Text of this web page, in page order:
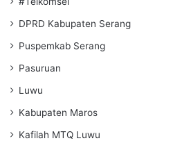
DPRD Kabupaten Serang
Puspemkab Serang
Pasuruan
Luwu
Kabupaten Maros
Kafilah MTQ Luwu